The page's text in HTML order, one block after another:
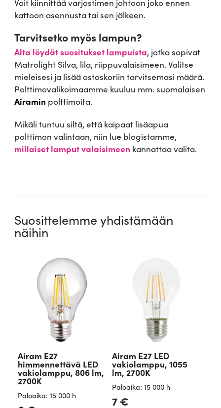
kattoon asennusta tai sen jälkeen.
Tarvitsetko myös lampun?
Alta löydät suositukset lampuista, jotka sopivat
Matrolight Silva, lila, riippuvalaisimeen. Valitse
mieleisesi ja lisää ostoskoriin tarvitsemasi määrä.
Polttimovalikoimaamme kuuluu mm. suomalaisen
Airamin polttimoita.
Mikäli tuntuu siltä, että kaipaat lisäapua
polttimon valintaan, niin lue blogistamme,
millaiset lamput valaisimeen kannattaa valita.
Suosittelemme yhdistämään
näihin
Airam E27
himmennettävä LED
vakiolamppu, 806 lm,
2700K
Paloaika: 15 000 h
Airam E27 LED
vakiolamppu, 1055
lm, 2700K
Paloaika: 15 000 h
7€